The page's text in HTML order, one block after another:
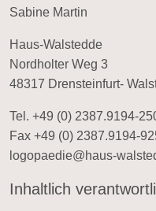
Sabine Martin
Haus-Walstedde
Nordholter Weg 3
48317 Drensteinfurt-
Tel. +49 (0) 2387.9194-
Fax +49 (0) 2387.9194-
logopaedie@haus-
Inhaltlich